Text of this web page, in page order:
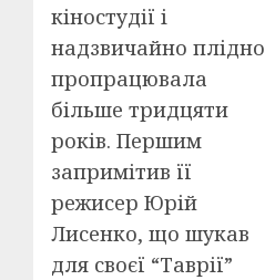
кіностудії і
надзвичайно плідно
пропрацювала
більше тридцяти
років. Першим
запримітив її
режисер Юрій
Лисенко, що шукав
для своєї “Таврії”